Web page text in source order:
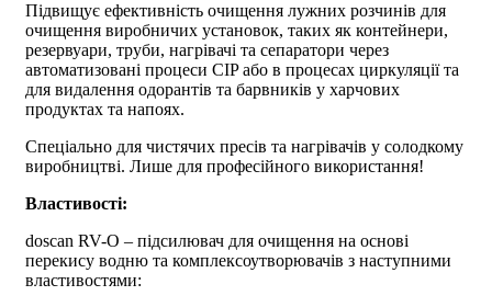
Підвищує ефективність очищення лужних розчинів для
очищення виробничих установок, таких як контейнери,
резервуари, труби, нагрівачі та сепаратори через
автоматизовані процеси CIP або в процесах циркуляції та
для видалення одорантів та барвників у харчових
продуктах та напоях.
Спеціально для чистячих пресів та нагрівачів у солодкому
виробництві. Лише для професійного використання!
Властивості:
doscan RV-O – підсилювач для очищення на основі
перекису водню та комплексоутворювачів з наступними
властивостями: